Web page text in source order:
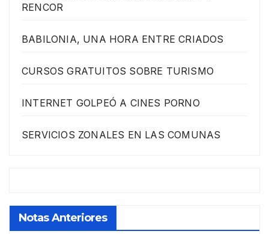
RENCOR
BABILONIA, UNA HORA ENTRE CRIADOS
CURSOS GRATUITOS SOBRE TURISMO
INTERNET GOLPEÓ A CINES PORNO
SERVICIOS ZONALES EN LAS COMUNAS
Notas Anteriores